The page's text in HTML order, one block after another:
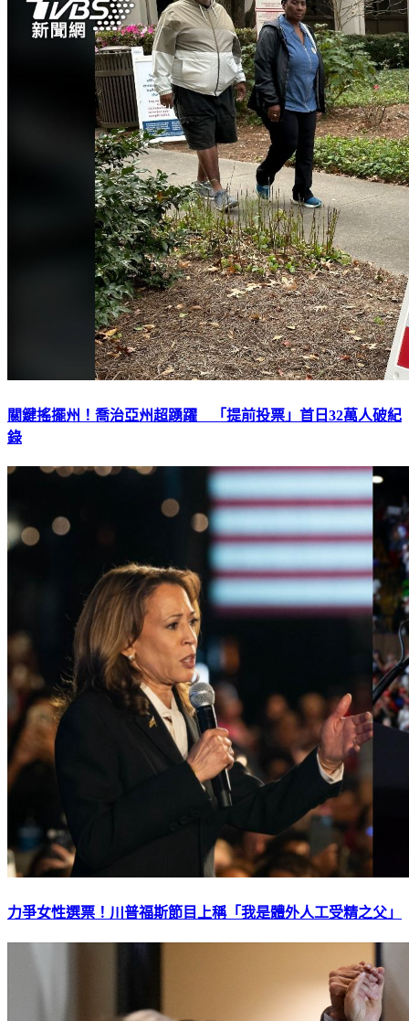
關鍵搖擺州！喬治亞州超踴躍 「提前投票」首日32萬人破紀
錄
力爭女性選票！川普福斯節目上稱「我是體外人工受精之父」